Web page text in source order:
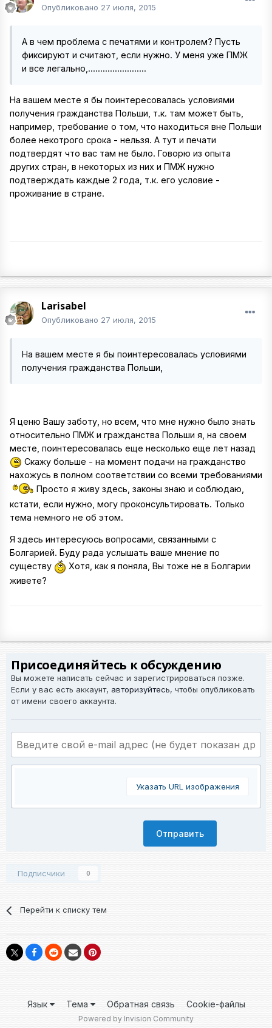
Опубликовано 27 июля, 2015
А в чем проблема с печатями и контролем? Пусть
фиксируют и считают, если нужно. У меня уже ПМЖ
и все легально,........................
На вашем месте я бы поинтересовалась условиями
получения гражданства Польши, т.к. там может быть,
например, требование о том, что находиться вне Польши
более некотрого срока - нельзя. А тут и печати
подтвердят что вас там не было. Говорю из опыта
других стран, в некоторых из них и ПМЖ нужно
подтверждать каждые 2 года, т.к. его условие -
проживание в стране.
Larisabel
Опубликовано 27 июля, 2015
На вашем месте я бы поинтересовалась условиями
получения гражданства Польши,
Я ценю Вашу заботу, но всем, что мне нужно было знать
относительно ПМЖ и гражданства Польши я, на своем
месте, поинтересовалась еще несколько еще лет назад
Скажу больше - на момент подачи на гражданство
нахожусь в полном соответствии со всеми требованиями
Просто я живу здесь, законы знаю и соблюдаю,
кстати, если нужно, могу проконсультировать. Только
тема немного не об этом.
Я здесь интересуюсь вопросами, связанными с
Болгарией. Буду рада услышать ваше мнение по
существу
Хотя, как я поняла, Вы тоже не в Болгарии
живете?
Присоединяйтесь к обсуждению
Вы можете написать сейчас и зарегистрироваться позже.
Если у вас есть аккаунт, авторизуйтесь, чтобы опубликовать
от имени своего аккаунта.
Указать URL изображения
Отправить
Подписчики 0
Перейти к списку тем
Язык Тема Обратная связь Cookie-файлы
Powered by Invision Community